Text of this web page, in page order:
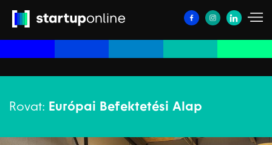
Rovat: Európai Befektetési Alap